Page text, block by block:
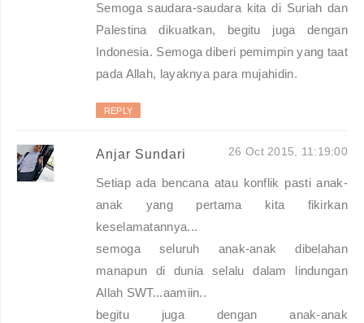
Semoga saudara-saudara kita di Suriah dan
Palestina dikuatkan, begitu juga dengan
Indonesia. Semoga diberi pemimpin yang taat
pada Allah, layaknya para mujahidin.
REPLY
Anjar Sundari 26 Oct 2015, 11:19:00
Setiap ada bencana atau konflik pasti anak-
anak yang pertama kita fikirkan
keselamatannya...
semoga seluruh anak-anak dibelahan
manapun di dunia selalu dalam lindungan
Allah SWT...aamiin..
begitu juga dengan anak-anak